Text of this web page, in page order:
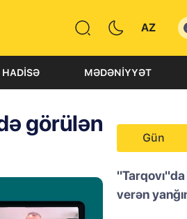
AZ
HADISƏ MƏDƏNIYYƏT
görülən
Gün
verən